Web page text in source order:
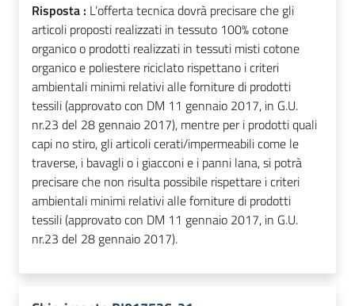
Risposta : L’offerta tecnica dovrà precisare che gli
articoli proposti realizzati in tessuto 100% cotone
organico o prodotti realizzati in tessuti misti cotone
organico e poliestere riciclato rispettano i criteri
ambientali minimi relativi alle forniture di prodotti
tessili (approvato con DM 11 gennaio 2017, in G.U.
nr.23 del 28 gennaio 2017), mentre per i prodotti quali
capi no stiro, gli articoli cerati/impermeabili come le
traverse, i bavagli o i giacconi e i panni lana, si potrà
precisare che non risulta possibile rispettare i criteri
ambientali minimi relativi alle forniture di prodotti
tessili (approvato con DM 11 gennaio 2017, in G.U.
nr.23 del 28 gennaio 2017).